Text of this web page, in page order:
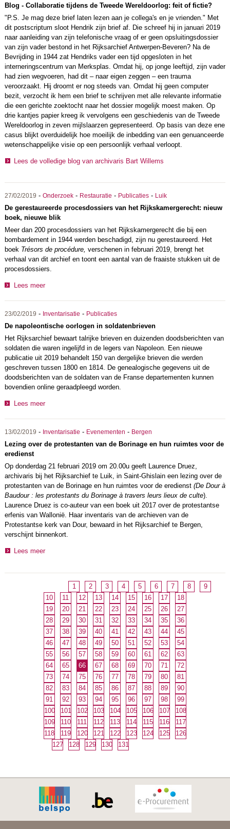
Blog - Collaboratie tijdens de Tweede Wereldoorlog: feit of fictie?
"P.S. Je mag deze brief laten lezen aan je collega's en je vrienden." Met
dit postscriptum sloot Hendrik zijn brief af. Die schreef hij in januari 2019
naar aanleiding van zijn telefonische vraag of er geen opsluitingsdossier
van zijn vader bestond in het Rijksarchief Antwerpen-Beveren? Na de
Bevrijding in 1944 zat Hendriks vader een tijd opgesloten in het
interneringscentrum van Merksplas. Omdat hij, op jonge leeftijd, zijn vader
had zien wegvoeren, had dit – naar eigen zeggen – een trauma
veroorzaakt. Hij droomt er nog steeds van. Omdat hij geen computer
bezit, verzocht ik hem een brief te schrijven met alle relevante informatie
die een gerichte zoektocht naar het dossier mogelijk moest maken. Op
drie kantjes papier kreeg ik vervolgens een geschiedenis van de Tweede
Wereldoorlog in zeven mijlslaarzen gepresenteerd. Op basis van deze ene
casus blijkt overduidelijk hoe moeilijk de inbedding van een genuanceerde
wetenschappelijke visie op een persoonlijk verhaal verloopt.
Lees de volledige blog van archivaris Bart Willems
27/02/2019 - Onderzoek- Restauratie - Publicaties- Luik
De gerestaureerde procesdossiers van het Rijkskamergerecht: nieuw
boek, nieuwe blik
Meer dan 200 procesdossiers van het Rijkskamergerecht die bij een
bombardement in 1944 werden beschadigd, zijn nu gerestaureerd. Het
boek Trésors de procédure, verschenen in februari 2019, brengt het
verhaal van dit archief en toont een aantal van de fraaiste stukken uit de
procesdossiers.
Lees meer
23/02/2019 - Inventarisatie - Publicaties
De napoleontische oorlogen in soldatenbrieven
Het Rijksarchief bewaart talrijke brieven en duizenden doodsberichten van
soldaten die waren ingelijfd in de legers van Napoleon. Een nieuwe
publicatie uit 2019 behandelt 150 van dergelijke brieven die werden
geschreven tussen 1800 en 1814. De genealogische gegevens uit de
doodsberichten van de soldaten van de Franse departementen kunnen
bovendien online geraadpleegd worden.
Lees meer
13/02/2019 - Inventarisatie - Evenementen - Bergen
Lezing over de protestanten van de Borinage en hun ruimtes voor de
eredienst
Op donderdag 21 februari 2019 om 20.00u geeft Laurence Druez,
archivaris bij het Rijksarchief te Luik, in Saint-Ghislain een lezing over de
protestanten van de Borinage en hun ruimtes voor de eredienst(De Dour à
Baudour : les protestants du Borinage à travers leurs lieux de culte).
Laurence Druez is co-auteur van een boek uit2017 over de protestantse
erfenis van Wallonië.
Haar inventaris van de archieven van de
Protestantse kerk van Dour, bewaard in het Rijksarchief te Bergen,
verschijnt binnenkort.
Lees meer
1 2 3 4 5 6 7 8
9
10
11 12 13 14 15 16 17
18
19
20 21 22 23 24 25 26
27
28
29 30 31 32 33 34 35
36
37
38 39 40 41 42 43 44
45
46
47 48 49 50 51 52 53
54
55
56 57 58 59 60 61 62
63
64
65 66 67 68 69 70 71
72
73
74 75 76 77 78 79 80
81
82
83 84 85 86 87 88 89
90
91
92 93 94 95 96 97 98
99
100
101 102 103 104 105 106 107
108
109
110 111 112 113 114 115 116
117
118
119 120 121 122 123 124 125
126
127
128 129 130 131